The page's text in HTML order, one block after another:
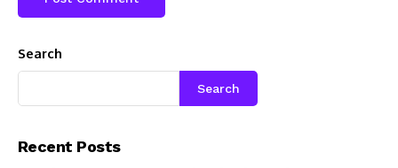
Search
Search
Recent Posts